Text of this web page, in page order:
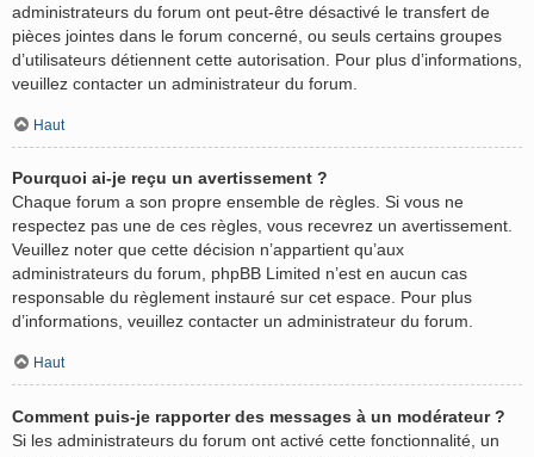
administrateurs du forum ont peut-être désactivé le transfert de
pièces jointes dans le forum concerné, ou seuls certains groupes
d’utilisateurs détiennent cette autorisation. Pour plus d’informations,
veuillez contacter un administrateur du forum.
Haut
Pourquoi ai-je reçu un avertissement ?
Chaque forum a son propre ensemble de règles. Si vous ne
respectez pas une de ces règles, vous recevrez un avertissement.
Veuillez noter que cette décision n’appartient qu’aux
administrateurs du forum, phpBB Limited n’est en aucun cas
responsable du règlement instauré sur cet espace. Pour plus
d’informations, veuillez contacter un administrateur du forum.
Haut
Comment puis-je rapporter des messages à un modérateur ?
Si les administrateurs du forum ont activé cette fonctionnalité, un